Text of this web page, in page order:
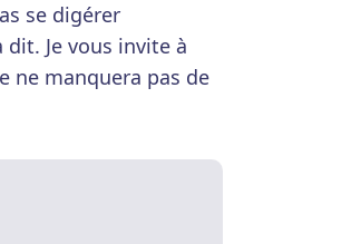
se digérer
Je vous invite à
ne manquera pas de